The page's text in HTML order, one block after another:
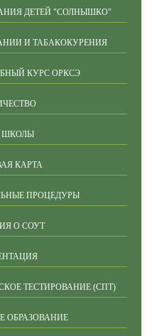
ДЕТЕЙ "СОЛНЫШКО"
И ТАБАКОКУРЕНИЯ
КУРС ОРКСЭ
ШКОЛЫ
КАРТА
ПРОЦЕДУРЫ
О СОУТ
ТЕСТИРОВАНИЕ (СПТ)
ОБРАЗОВАНИЕ